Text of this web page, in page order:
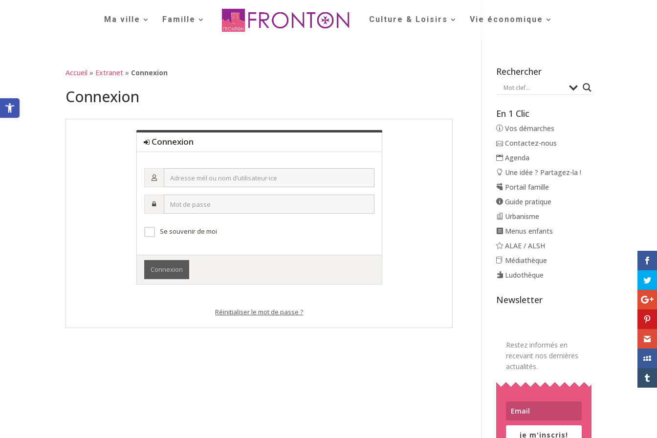
Ouvrir la barre d’outils
Ma ville Famille Culture & Loisirs Vie économique
Accueil » Extranet » Connexion
Connexion
Connexion
mél
nom
d’utilisateur·ice
Se souvenir de moi
Réinitialiser le mot de passe ?
Rechercher
En 1 Clic
Vos démarches
Contactez-nous
Agenda
Une idée ? Partagez-la !
Portail famille
Guide pratique
Urbanisme
Menus enfants
ALAE / ALSH
Médiathèque
Ludothèque
Newsletter
Restez informés en
recevant nos dernières
actualités.
je m'inscris!